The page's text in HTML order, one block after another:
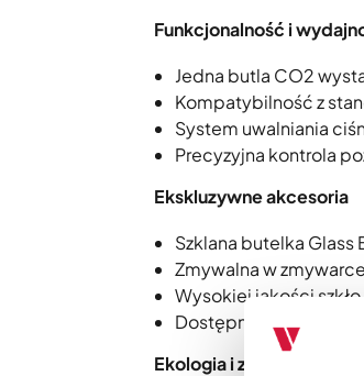
Funkcjonalność i
Jedna butla CO2
Kompatybilność z
System uwalniania
Precyzyjna kontrola
Ekskluzywne akcesoria
Szklana butelka
Zmywalna w
Wysokiej jakości
Dostępne również
Ekologia i zrównoważony